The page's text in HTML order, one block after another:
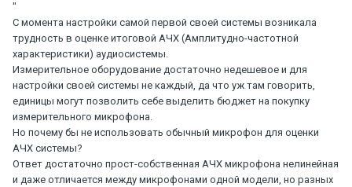
"
С момента настройки самой первой своей системы возникала
трудность в оценке итоговой АЧХ (Амплитудно-частотной
характеристики) аудиосистемы.
Измерительное оборудование достаточно недешевое и для
настройки своей системы не каждый, да что уж там говорить,
единицы могут позволить себе выделить бюджет на покупку
измерительного микрофона.
Но почему бы не использовать обычный микрофон для оценки
АЧХ системы?
Ответ достаточно прост-собственная АЧХ микрофона нелинейная
и даже отличается между микрофонами одной модели, но разных